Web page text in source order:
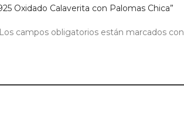
Oxidado Calaverita con Palomas Chica”
Los campos obligatorios están marcados con